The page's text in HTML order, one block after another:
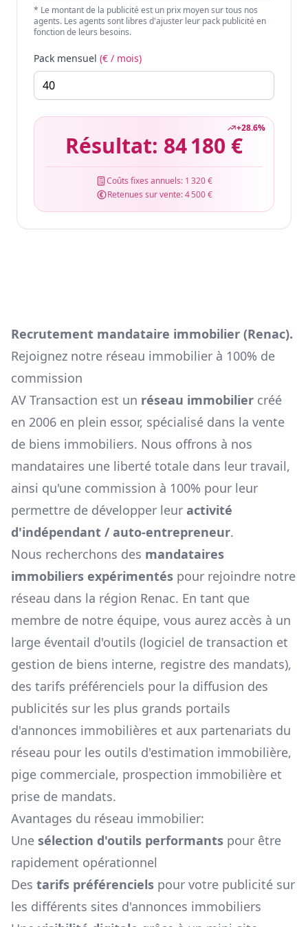
* Le montant de la publicité est un prix moyen sur tous nos
agents. Les agents sont libres d'ajuster leur pack publicité en
fonction de leurs besoins.
Pack mensuel (€ / mois)
+28.6%
Résultat: 84 180 €
Coûts fixes annuels: 1 320 €
Retenues sur vente:4 500 €
Recrutement mandataire immobilier (Renac).
Rejoignez notre réseau immobilier à 100% de
commission
AV Transaction est un réseau immobilier créé
en 2006 en plein essor, spécialisé dans la vente
de biens immobiliers. Nous offrons à nos
mandataires une liberté totale dans leur travail,
ainsi qu'une commission à 100% pour leur
permettre de développer leur activité
d'indépendant / auto-entrepreneur.
Nous recherchons des mandataires
immobiliers expérimentés pour rejoindre notre
réseau dans la région Renac. En tant que
membre de notre équipe, vous aurez accès à un
large éventail d'outils (logiciel de transaction et
gestion de biens interne, registre des mandats),
des tarifs préférenciels pour la diffusion des
publicités sur les plus grands portails
d'annonces immobilières et aux partenariats du
réseau pour les outils d'estimation immobilière,
pige commerciale, prospection immobilière et
prise de mandats.
Avantages du réseau immobilier:
Une sélection d'outils performants pour être
rapidement opérationnel
Des tarifs préférenciels pour votre publicité sur
les différents sites d'annonces immobiliers